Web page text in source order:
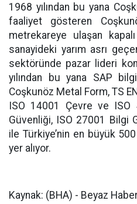
1968 yılından bu yana
faaliyet gösteren
metrekareye ulaşan
sanayideki yarım asrı
sektöründe pazar lideri
yılından bu yana SAP
Coşkunöz Metal Form, TS
ISO 14001 Çevre ve ISO
Güvenliği, ISO 27001 Bilgi
ile Türkiye’nin en büyük
yer alıyor.
Kaynak: (BHA) - Beyaz